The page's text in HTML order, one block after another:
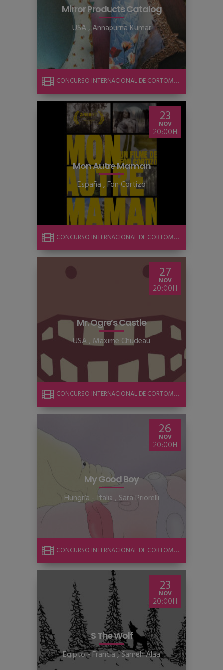
Mirror Products Catalog
USA,Annapurna Kumar
CONCURSO INTERNACIONAL DE CORTOMETRAJE
23
NOV
20:00
Mon Autre Maman
España,Fon Cortizo
CONCURSO INTERNACIONAL DE CORTOMETRAJE
27
NOV
20:00
Mr. Ogre’s Castle
USA, Maxime Chudeau
CONCURSO INTERNACIONAL DE CORTOMETRAJE
26
NOV
20:00
My Good Boy
Hungría - Italia, Sara Priorelli
CONCURSO INTERNACIONAL DE CORTOMETRAJE
23
NOV
20:00
S The Wolf
Egipto - Francia,Sameh Alaa